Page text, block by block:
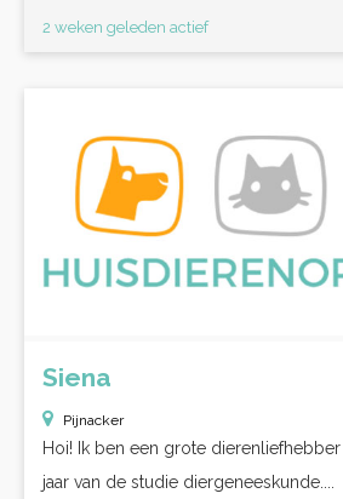
2 weken geleden actief
Siena
Pijnacker
Hoi! Ik ben een grote
jaar van de studie diergeneeskunde....